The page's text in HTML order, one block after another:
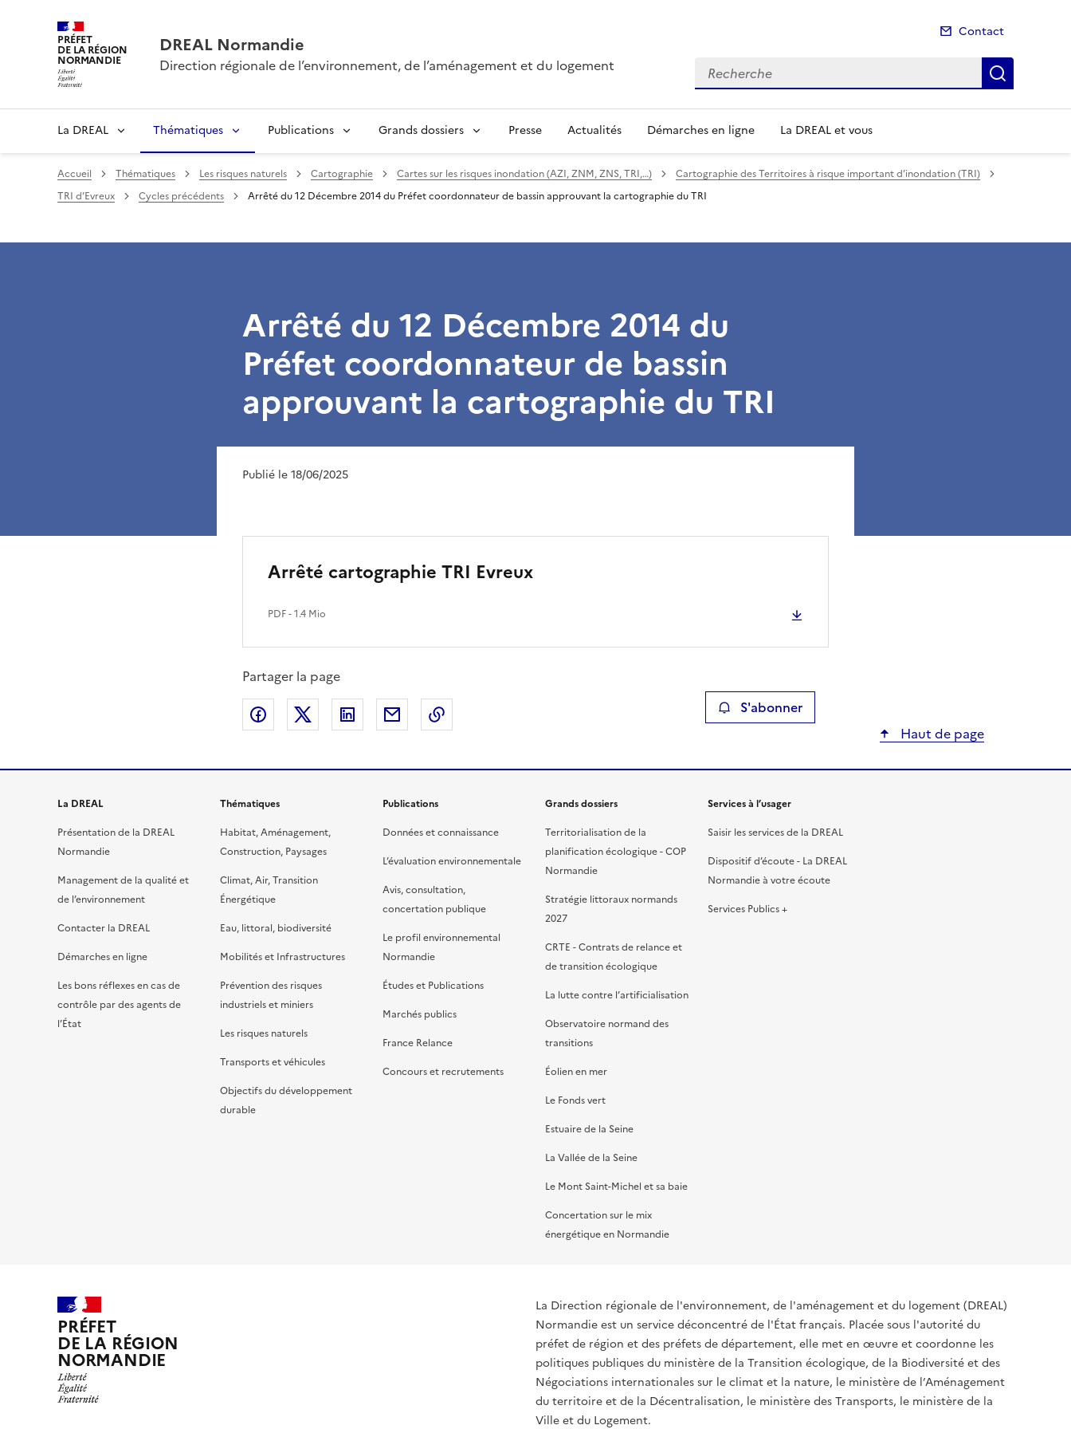
PRÉFET
DE LA RÉGION
NORMANDIE
DREAL Normandie
Direction régionale de l’environnement, de l’aménagement et du logement
Contact
Recherche
La DREAL Thématiques Publications Grands dossiers Presse Actualités Démarches en ligne La DREAL et vous
Accueil Thématiques Les risques naturels Cartographie Cartes sur les risques inondation (AZI, ZNM, ZNS, TRI,…)
Cartographie des Territoires à risque important d’inondation (TRI)
TRI d’Evreux
Cycles précédents Arrêté du 12 Décembre 2014 du Préfet coordonnateur de bassin approuvant la cartographie du TRI
Arrêté du 12 Décembre 2014 du
Préfet coordonnateur de bassin
approuvant la cartographie du TRI
Publié le 18/06/2025
Arrêté cartographie TRI Evreux
PDF- 1.4 Mio
Partager la page
Partager sur Facebook
Partager sur XPartager sur LinkedIn
Partager par emailCopier le lien de la page dans le presse-papier S'abonner
Haut de page
La DREAL
Présentation de la DREAL
Normandie
Management de la qualité et
de l’environnement
Contacter la DREAL
Démarches en ligne
Les bons réflexes en cas de
contrôle par des agents de
l’État
Thématiques
Habitat, Aménagement,
Construction, Paysages
Climat, Air, Transition
Énergétique
Eau, littoral, biodiversité
Mobilités et Infrastructures
Prévention des risques
industriels et miniers
Les risques naturels
Transports et véhicules
Objectifs du développement
durable
Publications
Données et connaissance
L’évaluation environnementale
Avis, consultation,
concertation publique
Le profil environnemental
Normandie
Études et Publications
Marchés publics
France Relance
Concours et recrutements
Grands dossiers
Territorialisation de la
planification écologique - COP
Normandie
Stratégie littoraux normands
2027
CRTE - Contrats de relance et
de transition écologique
La lutte contre l’artificialisation
Observatoire normand des
transitions
Éolien en mer
Le Fonds vert
Estuaire de la Seine
La Vallée de la Seine
Le Mont Saint-Michel et sa baie
Concertation sur le mix
énergétique en Normandie
Services à l’usager
Saisir les services de la DREAL
Dispositif d’écoute - La DREAL
Normandie à votre écoute
Services Publics +
PRÉFET
DE LA RÉGION
NORMANDIE
La Direction régionale de l'environnement, de l'aménagement et du logement (DREAL)
Normandie est un service déconcentré de l'État français. Placée sous l'autorité du
préfet de région et des préfets de département, elle met en œuvre et coordonne les
politiques publiques du ministère de la Transition écologique, de la Biodiversité et des
Négociations internationales sur le climat et la nature, le ministère de l’Aménagement
du territoire et de la Décentralisation, le ministère des Transports, le ministère de la
Ville et du Logement.